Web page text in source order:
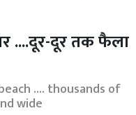
....दूर-दूर तक फैला
.... thousands of
wide